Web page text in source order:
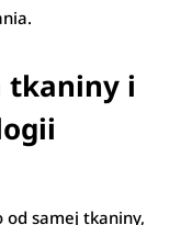
tkaniny i
od samej tkaniny,